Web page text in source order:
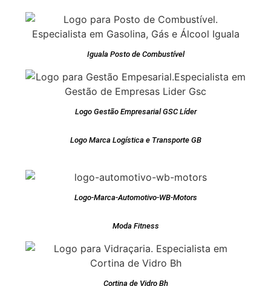
Iguala Posto de Combustível
Logo Gestão Empresarial GSC Líder
Logo Marca Logística e Transporte GB
Logo-Marca-Automotivo-WB-Motors
Moda Fitness
Cortina de Vidro Bh